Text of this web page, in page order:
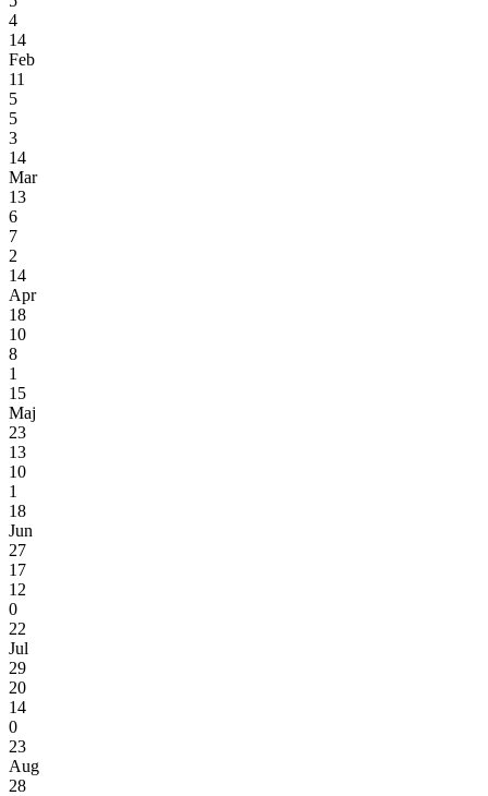
4
14
Feb
11
5
5
3
14
Mar
13
6
7
2
14
Apr
18
10
8
1
15
Maj
23
13
10
1
18
Jun
27
17
12
0
22
Jul
29
20
14
0
23
Aug
28